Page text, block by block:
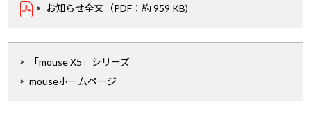
お知らせ全文（PDF：約 959 KB)
「mouse X5」シリーズ
mouseホームページ